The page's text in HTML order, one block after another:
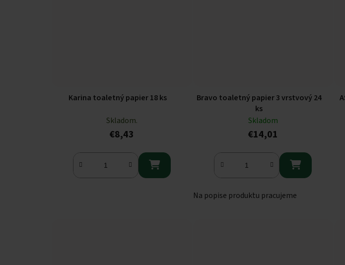
Karina toaletný papier 18 ks
Skladom.
€8,43

Bravo toaletný papier 3 vrstvový 24
ks
Skladom
€14,01

Na popise produktu pracujeme